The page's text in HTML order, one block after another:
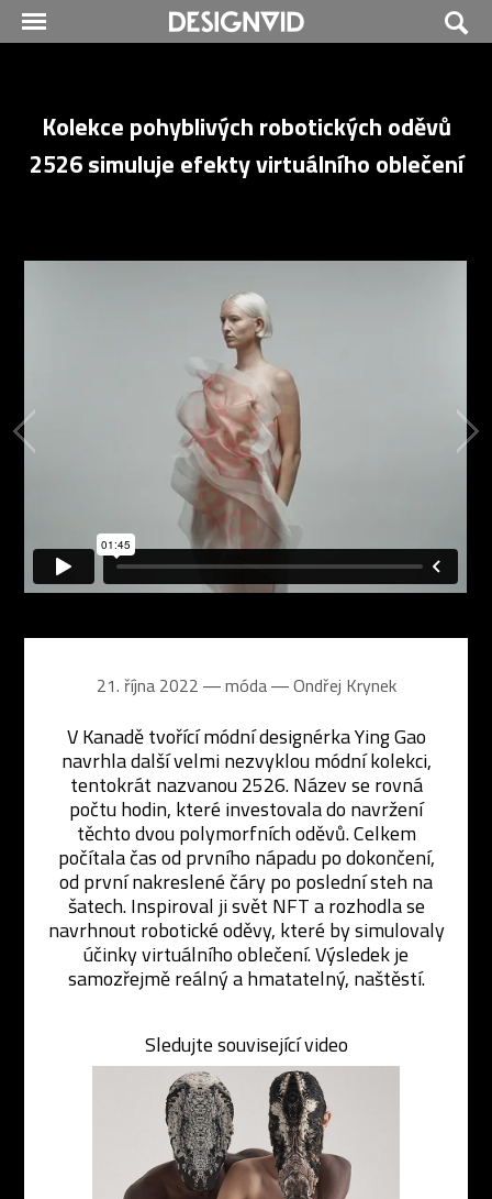
Kolekce pohyblivých robotických oděvů
2526 simuluje efekty virtuálního oblečení
21. října 2022 ― móda ―Ondřej Krynek
V Kanadě tvořící módní designérka Ying Gao
navrhla další velmi nezvyklou módní kolekci,
tentokrát nazvanou 2526. Název se rovná
počtu hodin, které investovala do navržení
těchto dvou polymorfních oděvů. Celkem
počítala čas od prvního nápadu po dokončení,
od první nakreslené čáry po poslední steh na
šatech. Inspiroval ji svět NFT a rozhodla se
navrhnout robotické oděvy, které by simulovaly
účinky virtuálního oblečení. Výsledek je
samozřejmě reálný a hmatatelný, naštěstí.
Sledujte související video